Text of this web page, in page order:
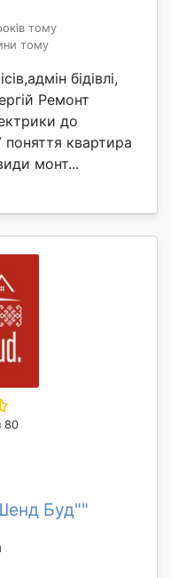
тому
тому
бідівлі,
Ремонт
до
квартира
монт...
80
Буд""